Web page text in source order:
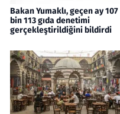
Bakan Yumaklı, geçen ay 107
bin 113 gıda denetimi
gerçekleştirildiğini bildirdi